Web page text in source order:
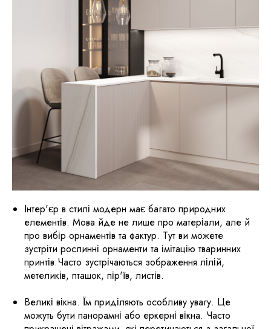
Інтер'єр в стилі модерн має багато природних
елементів. Мова йде не лише про матеріали, але й
про вибір орнаментів та фактур. Тут ви можете
зустріти рослинні орнаменти та імітацію тваринних
принтів.Часто зустрічаються зображення лілій,
метеликів, пташок, пір'їв, листів.
Великі вікна. Їм приділяють особливу увагу. Це
можуть бути панорамні або еркерні вікна. Часто